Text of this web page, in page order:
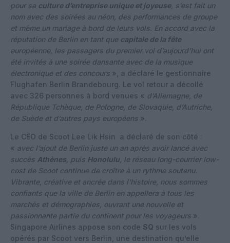
pour sa culture d’entreprise unique et joyeuse, s’est fait un
nom avec des soirées au néon, des performances de groupe
et même un mariage à bord de leurs vols. En accord avec la
réputation de Berlin en tant que capitale de la fête
européenne, les passagers du premier vol d’aujourd’hui ont
été invités à une soirée dansante avec de la musique
électronique et des concours », a déclaré le gestionnaire
Flughafen Berlin Brandebourg. Le vol retour a décollé
avec 326 personnes à bord venues « d’Allemagne, de
République Tchèque, de Pologne, de Slovaquie, d’Autriche,
de Suède et d’autres pays européens ».
Le CEO de Scoot Lee Lik Hsin a déclaré de son côté :
« avec l’ajout de Berlin juste un an après avoir lancé avec
succès Athènes , puis Honolulu , le réseau long-courrier low-
cost de Scoot continue de croître à un rythme soutenu.
Vibrante, créative et ancrée dans l’histoire, nous sommes
confiants que la ville de Berlin en appellera à tous les
marchés et démographies, ouvrant une nouvelle et
passionnante partie du continent pour les voyageurs ».
Singapore Airlines appose son code SQ sur les vols
opérés par Scoot vers Berlin, une destination qu’elle